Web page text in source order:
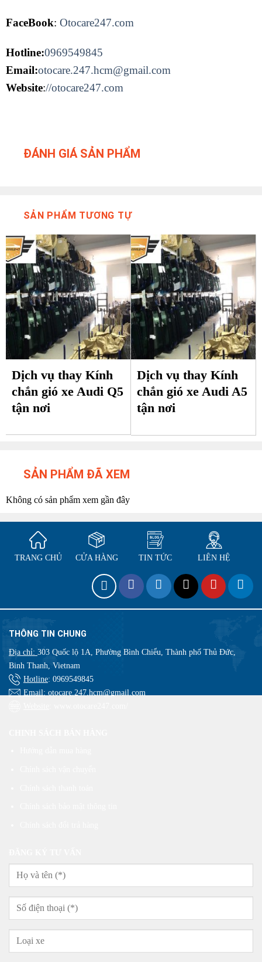
FaceBook: Otocare247.com
Hotline:0969549845
Email:otocare.247.hcm@gmail.com
Website://otocare247.com
ĐÁNH GIÁ SẢN PHẨM
SẢN PHẨM TƯƠNG TỰ
Dịch vụ thay Kính
chắn gió xe Audi Q5
tận nơi
Dịch vụ thay Kính
chắn gió xe Audi A5
tận nơi
SẢN PHẨM ĐÃ XEM
Không có sản phẩm xem gần đây
TRANG CHỦ CỬA HÀNG TIN TỨC LIÊN HỆ
THÔNG TIN CHUNG
Địa chỉ: 303 Quốc lộ 1A, Phường Bình Chiểu, Thành phố Thủ Đức,
Binh Thanh, Vietnam
Hotline: 0969549845
Email: otocare.247.hcm@gmail.com